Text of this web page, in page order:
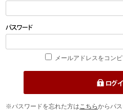
メールアドレスをコン
※パスワードを忘れた方はこちらからパ